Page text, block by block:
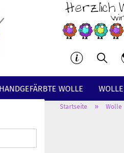
HANDGEFÄRBTE WOLLE WOLLE
Startseite » Wolle